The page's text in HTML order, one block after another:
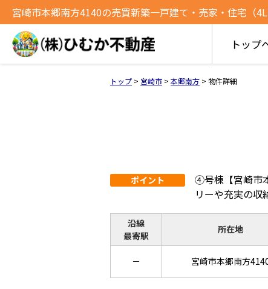
宮崎市本郷南方4140の売買新築一戸建て・売家・住宅（
トップ
トップ > 宮崎市 > 本郷南方 > 物件詳細
ポイント
④号棟【宮崎市
リーや充実の収
沿線
最寄駅
所在地
－ 宮崎市本郷南方